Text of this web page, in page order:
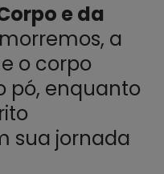
e da
a
o corpo
pó, enquanto
sua jornada